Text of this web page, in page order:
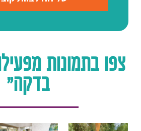
צפו בתמונות
בדקה"